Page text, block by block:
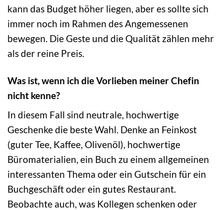
kann das Budget höher liegen, aber es sollte sich
immer noch im Rahmen des Angemessenen
bewegen. Die Geste und die Qualität zählen mehr
als der reine Preis.
Was ist, wenn ich die Vorlieben meiner Chefin
nicht kenne?
In diesem Fall sind neutrale, hochwertige
Geschenke die beste Wahl. Denke an Feinkost
(guter Tee, Kaffee, Olivenöl), hochwertige
Büromaterialien, ein Buch zu einem allgemeinen
interessanten Thema oder ein Gutschein für ein
Buchgeschäft oder ein gutes Restaurant.
Beobachte auch, was Kollegen schenken oder